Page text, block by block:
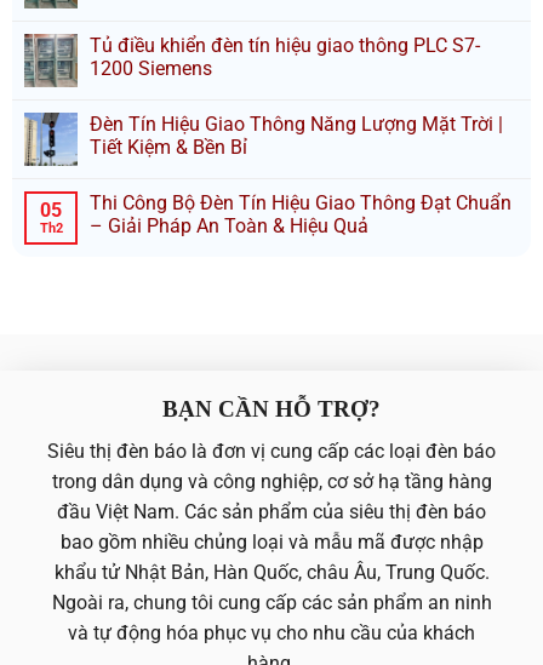
Tủ điều khiển đèn tín hiệu giao thông PLC S7-
1200 Siemens
Đèn Tín Hiệu Giao Thông Năng Lượng Mặt Trời |
Tiết Kiệm & Bền Bỉ
05
Th2
Thi Công Bộ Đèn Tín Hiệu Giao Thông Đạt Chuẩn
– Giải Pháp An Toàn & Hiệu Quả
BẠN CẦN HỖ TRỢ?
Siêu thị đèn báo là đơn vị cung cấp các loại đèn báo
trong dân dụng và công nghiệp, cơ sở hạ tầng hàng
đầu Việt Nam. Các sản phẩm của siêu thị đèn báo
bao gồm nhiều chủng loại và mẫu mã được nhập
khẩu tử Nhật Bản, Hàn Quốc, châu Âu, Trung Quốc.
Ngoài ra, chung tôi cung cấp các sản phẩm an ninh
và tự động hóa phục vụ cho nhu cầu của khách